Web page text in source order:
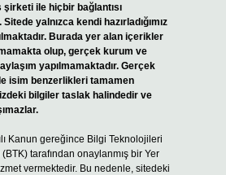
şirketi ile hiçbir bağlantısı
yalnızca kendi hazırladığımız
Burada yer alan içerikler
olup, gerçek kurum ve
yapılmamaktadır. Gerçek
isim benzerlikleri tamamen
bilgiler taslak halindedir ve
Kanun gereğince Bilgi Teknolojileri
tarafından onaylanmış bir Yer
vermektedir. Bu nedenle, sitedeki